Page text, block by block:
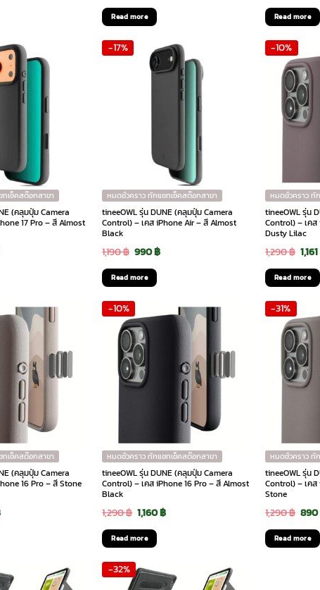
.
1,190 ฿.
price
was:
1,190 ฿.990 ฿.
Read more
price
was:
Read more
เช็คสต๊อกสาขา
(คลุมปุ่ม Camera
17 Pro – สี Almost
990 ฿.
-17%
หมดชั่วคราว ทักแชทเช็คสต๊อกสาขา
tineeOWL รุ่น DUNE (คลุมปุ่ม Camera
Control) – เคส iPhone Air – สี Almost
Black
1,190฿ Original
price
was:
990฿Current
990 ฿.
Read more
-10%
หมดชั่วคราว ทั
tineeOWL รุ่น
Control) – เคส
Dusty Lilac
1,290฿
price
was:
1,161
Read more
เช็คสต๊อกสาขา
(คลุมปุ่ม Camera
16 Pro – สี Stone
.
Current
890 ฿.
-10%
หมดชั่วคราว ทักแชทเช็คสต๊อกสาขา
tineeOWL รุ่น DUNE (คลุมปุ่ม Camera
Control) – เคส iPhone 16 Pro – สี Almost
Black
1,290฿ Original
price
was:
1,290 ฿.
1,160฿Current
1,160 ฿.
Read more
-31%
หมดชั่วคราว ทั
tineeOWL รุ่น
Control) – เคส
Stone
1,290฿
price
was:
890
Read more
-32%